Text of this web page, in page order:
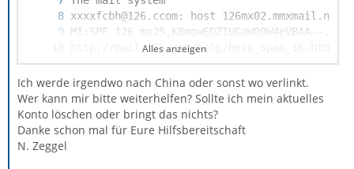
(in reply to end of DATA command.
Alles anzeigen
Ich werde irgendwo nach China oder sonst wo verlinkt.
Wer kann mir bitte weiterhelfen? Sollte ich mein aktuelles
Konto löschen oder bringt das nichts?
Danke schon mal für Eure Hilfsbereitschaft
N. Zeggel